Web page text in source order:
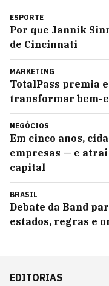
ESPORTE
Por que Jannik
de Cincinnati
MARKETING
TotalPass premia
transformar bem-
NEGÓCIOS
Em cinco anos,
empresas — e
capital
BRASIL
Debate da Band
estados, regras e
EDITORIAS